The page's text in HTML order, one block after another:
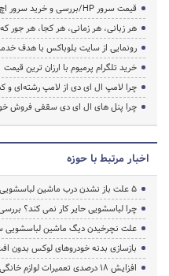
قیمت سرور HP/بررسی و خرید سرور اچ پی
هر زبانی، هر زمانی، هر کجا، هر جور که
رونمایی از سایت بلوباکس با هدف
خرید تلگرام پرمیوم با ارزان ترین قیمت
چرا لامپ ال ای دی از لامپ رشته‌ای
چرا پنل های ال ای دی سقفی فروش
اخبار مرتبط با حوزه
5 علت باز نشدن درب ماشین لباسشویی کنوود به همراه راه حل
چرا لباسشویی حایر کار نمی کند؟
علت نچرخیدن دیگ ماشین لباسشویی
بازسازی بدنه خودروهای لوکس بدون
افزایش ۱۸ درصدی تعمیرات لوازم خانگی در اصفهان تعمیر